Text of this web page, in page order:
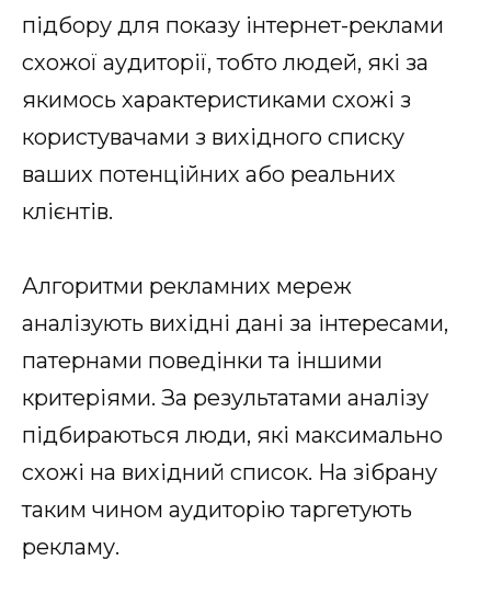
підбору для показу інтернет-реклами
схожої аудиторії, тобто людей, які за
якимось характеристиками схожі з
користувачами з вихідного списку
ваших потенційних або реальних
клієнтів.
Алгоритми рекламних мереж
аналізують вихідні дані за інтересами,
патернами поведінки та іншими
критеріями. За результатами аналізу
підбираються люди, які максимально
схожі на вихідний список. На зібрану
таким чином аудиторію таргетують
рекламу.